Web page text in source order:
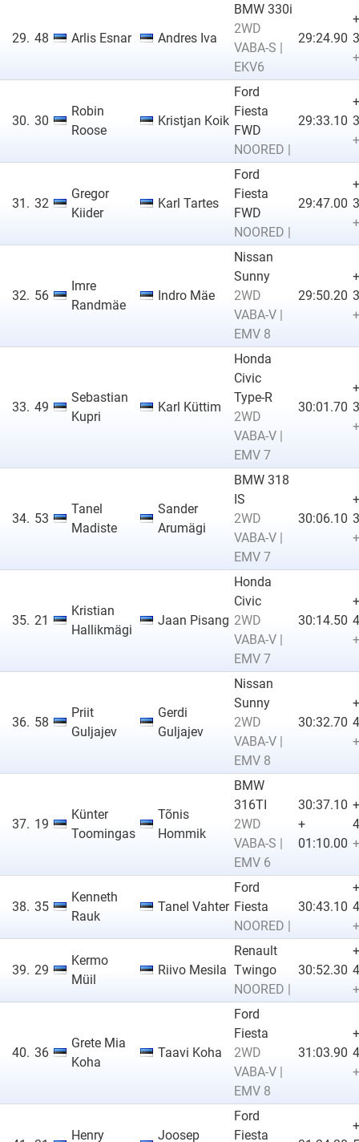
29. 48 Arlis Esnar Andres Iva
BMW 330i
2WD
VABA-S |
EKV6
29:24.90
+
30. 30
Robin
Roose
Kristjan Koik
Ford
Fiesta
FWD
NOORED |
29:33.10
+
31. 32
Gregor
Kiider
Karl Tartes
Ford
Fiesta
FWD
NOORED |
29:47.00
+
32. 56
Imre
Randmäe
Indro Mäe
Nissan
Sunny
2WD
VABA-V |
EMV 8
29:50.20
+
33. 49
Sebastian
Kupri
Karl Küttim
Honda
Civic
Type-R
2WD
VABA-V |
EMV 7
30:01.70
+
34. 53
Tanel
Madiste
Sander
Arumägi
BMW 318
IS
2WD
VABA-V |
EMV 7
30:06.10
+
35. 21
Kristian
Hallikmägi
Jaan Pisang
Honda
Civic
2WD
VABA-V |
EMV 7
30:14.50
+
36. 58
Priit
Guljajev
Gerdi
Guljajev
Nissan
Sunny
2WD
VABA-V |
EMV 8
30:32.70
+
37. 19
Künter
Toomingas
Tõnis
Hommik
BMW
316TI
2WD
VABA-S |
EMV 6
30:37.10
+
01:10.00
+
38. 35
Kenneth
Rauk
Tanel Vahter
Ford
Fiesta
NOORED |
30:43.10
+
39. 29
Kermo
Müil
Riivo Mesila
Renault
Twingo
NOORED |
30:52.30
+
40. 36
Grete Mia
Koha
Taavi Koha
Ford
Fiesta
2WD
VABA-V |
EMV 8
31:03.90
+
Henry Joosep
Ford
Fiesta
+